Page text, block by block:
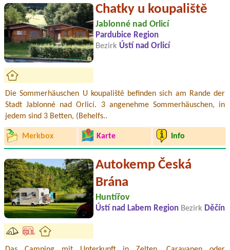
Chatky u koupaliště
Jablonné nad Orlicí
Pardubice Region
Bezirk Ústí nad Orlicí
Die Sommerhäuschen U koupaliště befinden sich am Rande der
Stadt Jablonné nad Orlicí. 3 angenehme Sommerhäuschen, in
jedem sind 3 Betten, (Behelfs..
Merkbox Karte Info
Autokemp Česká
Brána
Huntířov
Ústí nad Labem Region Bezirk Děčín